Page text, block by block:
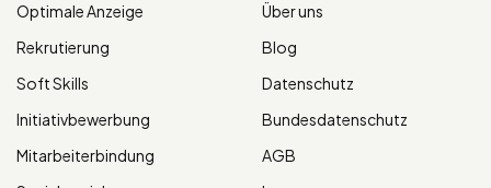
Optimale Anzeige
Rekrutierung
Soft Skills
Initiativbewerbung
Mitarbeiterbindung
Über uns
Blog
Datenschutz
Bundesdatenschutz
AGB